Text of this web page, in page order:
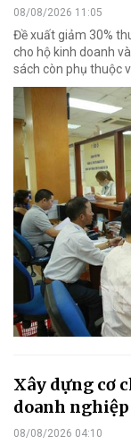
08/08/2026 11:05
Đề xuất giảm 30%
cho hộ kinh doanh
sách còn phụ thuộc
Xây dựng cơ
doanh nghiệp
08/08/2026 04:10